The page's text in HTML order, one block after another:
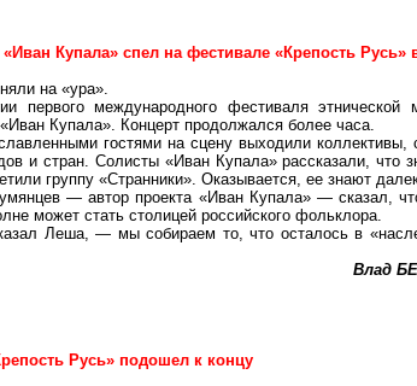
Купала» спел на фестивале «Крепость Русь»
на «ура».
первого международного фестиваля
Купала». Концерт продолжался более часа.
гостями на сцену выходили
и стран. Солисты «Иван Купала» рассказали, что
группу «Странники». Оказывается, ее знают
— автор проекта «Иван Купала» — сказал,
может стать столицей российского фольклора.
Леша, — мы собираем то, что осталось в
Влад
Русь» подошел к концу